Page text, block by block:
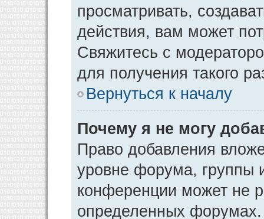
просматривать,
действия, вам может
Свяжитесь с
для получения такого
Вернуться к началу
Почему я не могу
Право добавления
уровне форума, группы
конференции может не
определенных